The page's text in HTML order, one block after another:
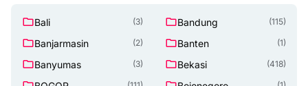
Bali (3) Bandung (115)
Banjarmasin (2) Banten (1)
Banyumas (3) Bekasi (418)